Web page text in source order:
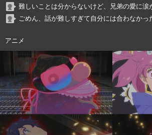
難しいことは分からないけど、兄弟の愛に涙
ごめん、話が難しすぎて自分には合わなかっ
アニメ